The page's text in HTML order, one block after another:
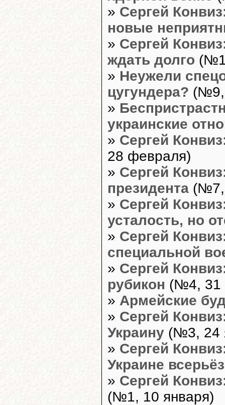
» Сергей
новые
» Сергей
ждать долго
» Неужели
цугундера? (№9,
»
украинские
» Сергей
28 февраля)
» Сергей
президента (№7,
» Сергей
усталость, но
» Сергей
специальной
» Сергей
рубикон (№4, 31
» Армейские
» Сергей
Украину (№3, 24
» Сергей
Украине
» Сергей
(№1, 10 января)